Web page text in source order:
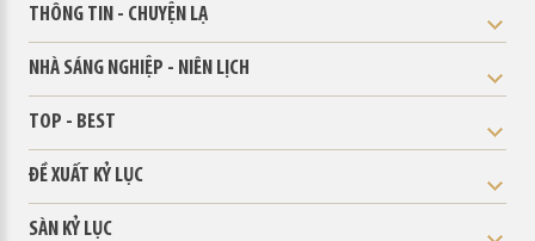
THÔNG TIN - CHUYỆN LẠ
NHÀ SÁNG NGHIỆP - NIÊN LỊCH
TOP - BEST
ĐỀ XUẤT KỶ LỤC
SÀN KỶ LỤC